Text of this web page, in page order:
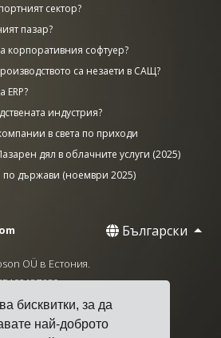
бисквитки, за да
най-доброто
сектор?
пазар?
корпоративния софтуер?
са незаети в САЩ?
ERP?
индустрия?
в света по приходи
дял в облачните услуги (2025)
държави (ноември 2025)
Български
OÜ в Естония.
11314 Талин, Естония